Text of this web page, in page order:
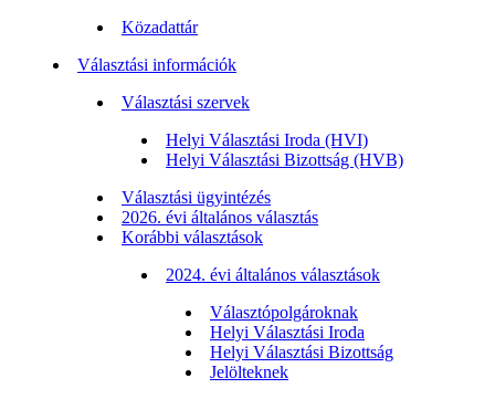
Közadattár
Választási információk
Választási szervek
Helyi Választási Iroda (HVI)
Helyi Választási Bizottság (HVB)
Választási ügyintézés
2026. évi általános választás
Korábbi választások
2024. évi általános választások
Választópolgároknak
Helyi Választási Iroda
Helyi Választási Bizottság
Jelölteknek